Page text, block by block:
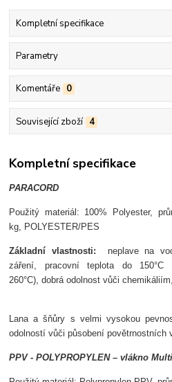
Kompletní specifikace
Parametry
Komentáře 0
Související zboží 4
Kompletní specifikace
PARACORD
Použitý materiál: 100% Po lyester, pr
kg, POLYESTER/PES
Základní vlastnosti: neplave na
záření, pracovní teplota do 150°C
260°C), dobrá odolnost vůči chemikáliím,
Lana ašňůry s velmi vysokou
odolností vůči působení povětrnostních
PPV - POLYPROPYLEN– vlákno